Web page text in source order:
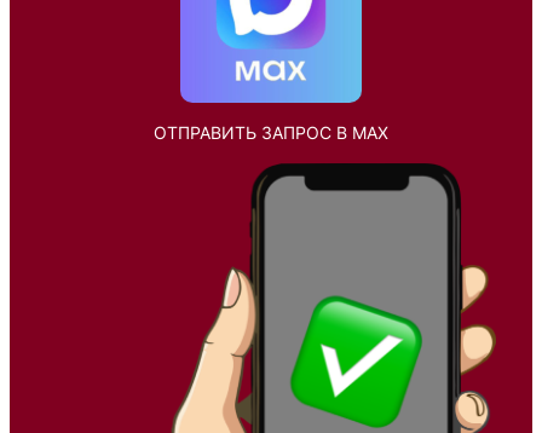
ОТПРАВИТЬ ЗАПРОС В MAX